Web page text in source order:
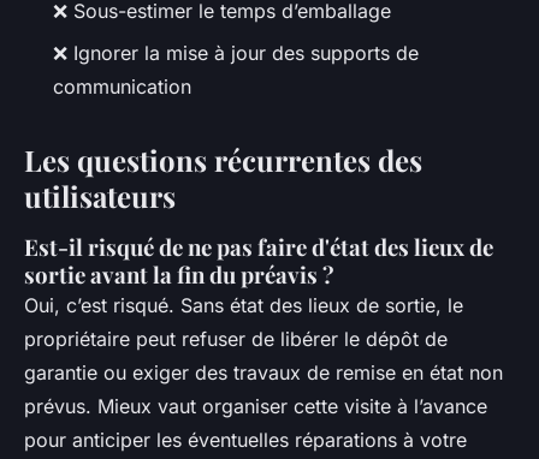
❌ Sous-estimer le temps d’emballage
❌ Ignorer la mise à jour des supports de
communication
Les questions récurrentes des
utilisateurs
Est-il risqué de ne pas faire d'état des lieux de
sortie avant la fin du préavis ?
Oui, c’est risqué. Sans état des lieux de sortie, le
propriétaire peut refuser de libérer le dépôt de
garantie ou exiger des travaux de remise en état non
prévus. Mieux vaut organiser cette visite à l’avance
pour anticiper les éventuelles réparations à votre